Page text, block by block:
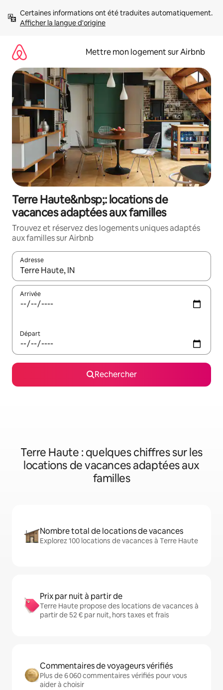
directement
Afficher la langue d'origine
Mettre mon logement sur Airbnb
Terre Haute&nbsp;: locations de
vacances adaptées aux familles
Trouvez et réservez des logements uniques adaptés
aux familles sur Airbnb
Adresse
Lorsque les résultats s'affichent, utilisez les flèches vers le
Arrivée
Départ
Rechercher
Terre Haute : quelques chiffres sur les
locations de vacances adaptées aux
familles
Nombre total de locations de vacances
Explorez 100 locations de vacances à Terre Haute
Prix par nuit à partir de
Terre Haute propose des locations de vacances à
partir de 52 € par nuit, hors taxes et frais
Commentaires de voyageurs vérifiés
Plus de 6 060 commentaires vérifiés pour vous
aider à choisir